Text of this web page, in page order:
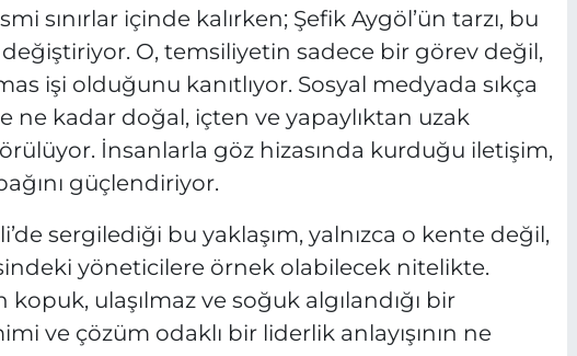
sınırlar içinde kalırken; Şefik Aygöl’ün tarzı, bu
değiştiriyor. O, temsiliyetin sadece bir görev değil,
işi olduğunu kanıtlıyor. Sosyal medyada sıkça
kadar doğal, içten ve yapaylıktan uzak
İnsanlarla göz hizasında kurduğu iletişim,
güçlendiriyor.
sergilediği bu yaklaşım, yalnızca o kente değil,
yöneticilere örnek olabilecek nitelikte.
ulaşılmaz ve soğuk algılandığı bir
ve çözüm odaklı bir liderlik anlayışının ne